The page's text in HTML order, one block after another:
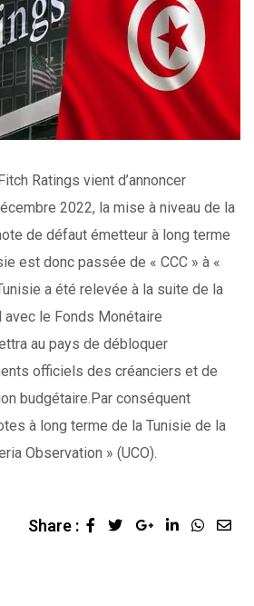
Ratings vient d’annoncer
2022, la mise à niveau de la
de défaut émetteur à long terme
est donc passée de « CCC » à «
a été relevée à la suite de la
avec le Fonds Monétaire
au pays de débloquer
officiels des créanciers et de
budgétaire.Par conséquent
à long terme de la Tunisie de la
Observation » (UCO).
Share : Google+LinkedIn